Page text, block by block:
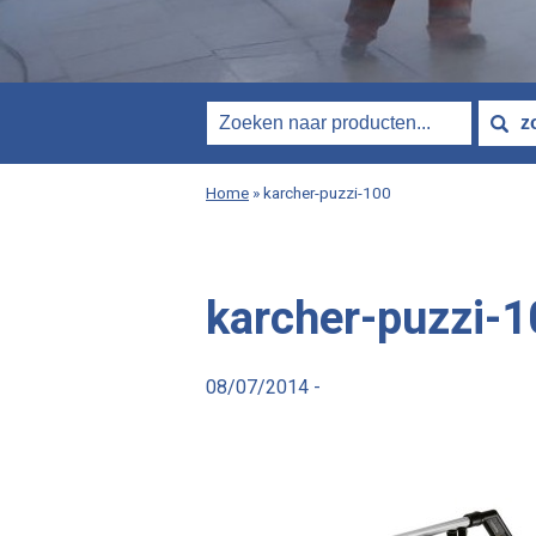
Home »karcher-puzzi-100
karcher-puzzi-
08/07/2014 -